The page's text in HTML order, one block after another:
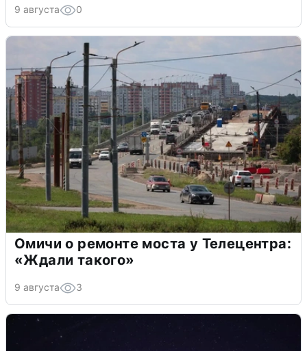
9 августа 0
Омичи о ремонте моста у Телецентра:
«Ждали такого»
9 августа 3